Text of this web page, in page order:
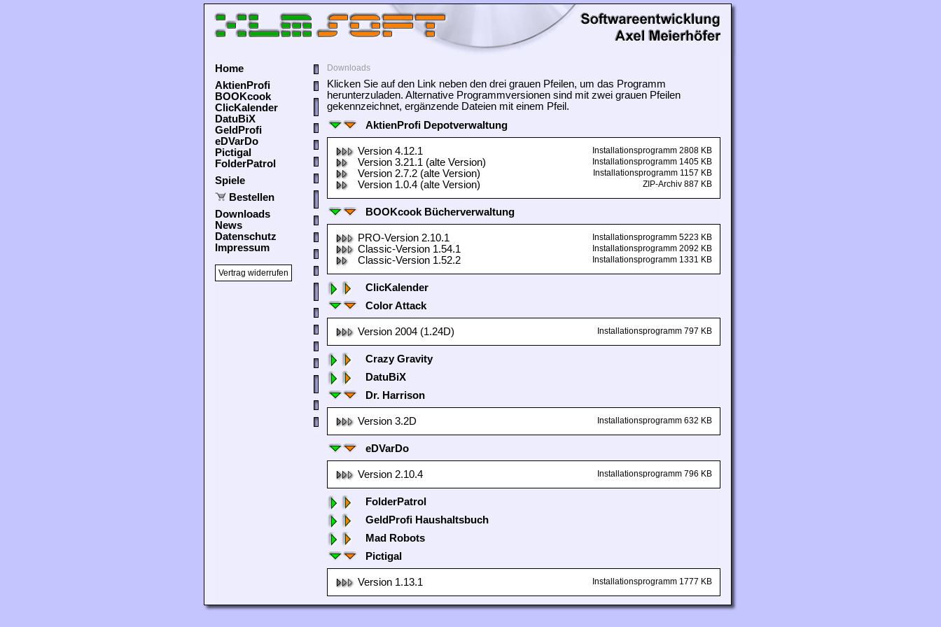
Home
AktienProfi
BOOKcook
ClicKalender
DatuBiX
GeldProfi
eDVarDo
Pictigal
FolderPatrol
Spiele
Bestellen
Downloads
News
Datenschutz
Impressum
Vertrag widerrufen
Downloads
Klicken Sie auf den Link neben den drei grauen Pfeilen, um das Programm
herunterzuladen. Alternative Programmversionen sind mit zwei grauen Pfeilen
gekennzeichnet, ergänzende Dateien mit einem Pfeil.
AktienProfi Depotverwaltung
Version 4.12.1 Installationsprogramm 2808 KB
Version 3.21.1 (alte Version) Installationsprogramm 1405 KB
Version 2.7.2 (alte Version) Installationsprogramm 1157 KB
Version 1.0.4 (alte Version) ZIP-Archiv 887 KB
BOOKcook Bücherverwaltung
PRO-Version 2.10.1 Installationsprogramm 5223 KB
Classic-Version 1.54.1 Installationsprogramm 2092 KB
Classic-Version 1.52.2 Installationsprogramm 1331 KB
ClicKalender
Color Attack
Version 2004 (1.24D) Installationsprogramm 797 KB
Crazy Gravity
DatuBiX
Dr. Harrison
Version 3.2D Installationsprogramm 632 KB
eDVarDo
Version 2.10.4 Installationsprogramm 796 KB
FolderPatrol
GeldProfi Haushaltsbuch
Mad Robots
Pictigal
Version 1.13.1 Installationsprogramm 1777 KB